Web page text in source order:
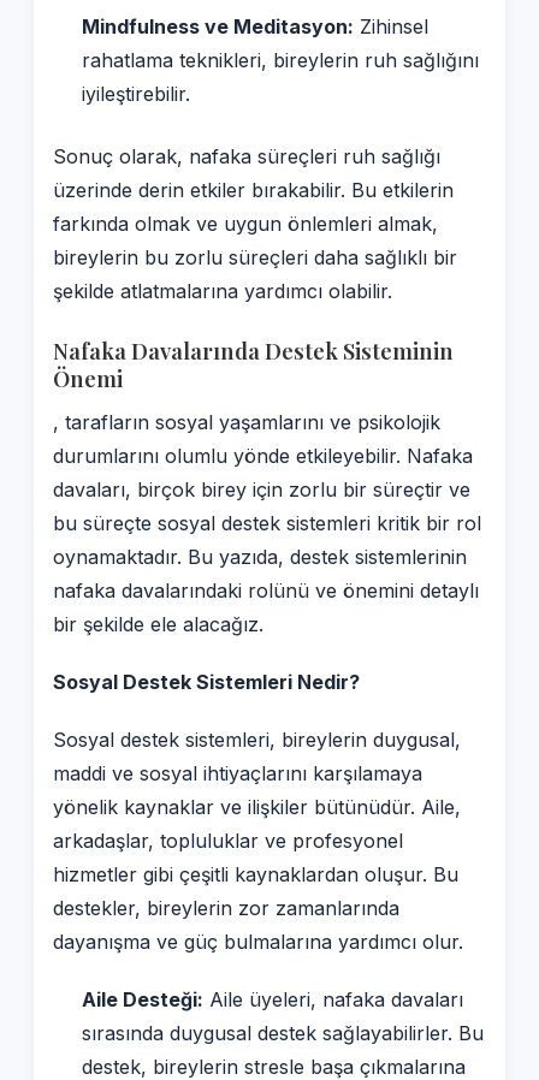
Mindfulness ve Meditasyon: Zihinsel
rahatlama teknikleri, bireylerin ruh sağlığını
iyileştirebilir.
Sonuç olarak, nafaka süreçleri ruh sağlığı
üzerinde derin etkiler bırakabilir. Bu etkilerin
farkında olmak ve uygun önlemleri almak,
bireylerin bu zorlu süreçleri daha sağlıklı bir
şekilde atlatmalarına yardımcı olabilir.
Nafaka Davalarında Destek Sisteminin
Önemi
, tarafların sosyal yaşamlarını ve psikolojik
durumlarını olumlu yönde etkileyebilir. Nafaka
davaları, birçok birey için zorlu bir süreçtir ve
bu süreçte sosyal destek sistemleri kritik bir rol
oynamaktadır. Bu yazıda, destek sistemlerinin
nafaka davalarındaki rolünü ve önemini detaylı
bir şekilde ele alacağız.
Sosyal Destek Sistemleri Nedir?
Sosyal destek sistemleri, bireylerin duygusal,
maddi ve sosyal ihtiyaçlarını karşılamaya
yönelik kaynaklar ve ilişkiler bütünüdür. Aile,
arkadaşlar, topluluklar ve profesyonel
hizmetler gibi çeşitli kaynaklardan oluşur. Bu
destekler, bireylerin zor zamanlarında
dayanışma ve güç bulmalarına yardımcı olur.
Aile Desteği: Aile üyeleri, nafaka davaları
sırasında duygusal destek sağlayabilirler. Bu
destek, bireylerin stresle başa çıkmalarına